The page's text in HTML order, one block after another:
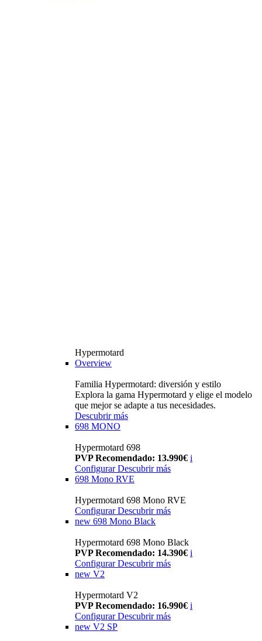
Hypermotard
Overview
Familia Hypermotard: diversión y estilo
Explora la gama Hypermotard y elige el modelo
que mejor se adapte a tus necesidades.
Descubrir más
698 MONO
Hypermotard 698
PVP Recomendado: 13.990€ i
ConfigurarDescubrir más
698 Mono RVE
Hypermotard 698 Mono RVE
Configurar Descubrir más
new 698 Mono Black
Hypermotard 698 Mono Black
PVP Recomendado: 14.390€ i
Configurar Descubrir más
new V2
Hypermotard V2
PVP Recomendado: 16.990€ i
Configurar Descubrir más
new V2 SP